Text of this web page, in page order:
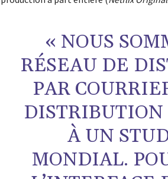
« NOUS
RÉSEAU DE
PAR
DISTRIBUTION
À UN
MONDIAL.